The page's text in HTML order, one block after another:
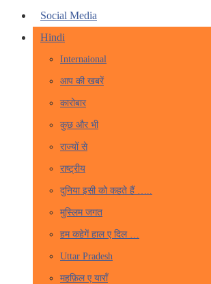
Social Media
Hindi
Internaional
आप की खबरें
कारोबार
कुछ और भी
राज्यों से
राष्ट्रीय
दुनिया इसी को कहते हैं …..
मुस्लिम जगत
हम कहेगें हाल ए दिल …
Uttar Pradesh
महफ़िल ए याराँ